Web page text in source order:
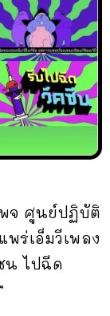
พจ ศูนย์ปฏิบัติ
พร่เอ็มวีเพลง
น ไปฉีด